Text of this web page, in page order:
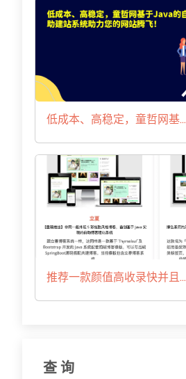
低成本、高稳定，童哲网基...
推荐一款颜值高收录快并且...
查 询